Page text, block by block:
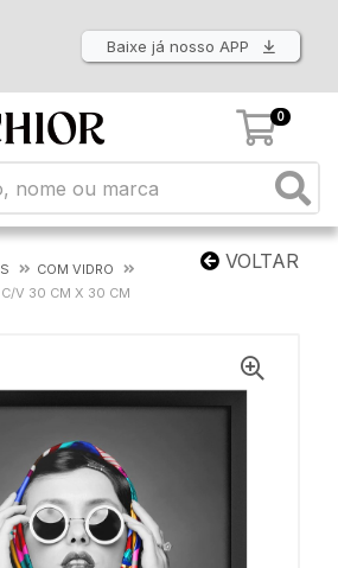
Baixe já nosso APP
0
VOLTAR
COM VIDRO
C/V 30 CM X 30 CM